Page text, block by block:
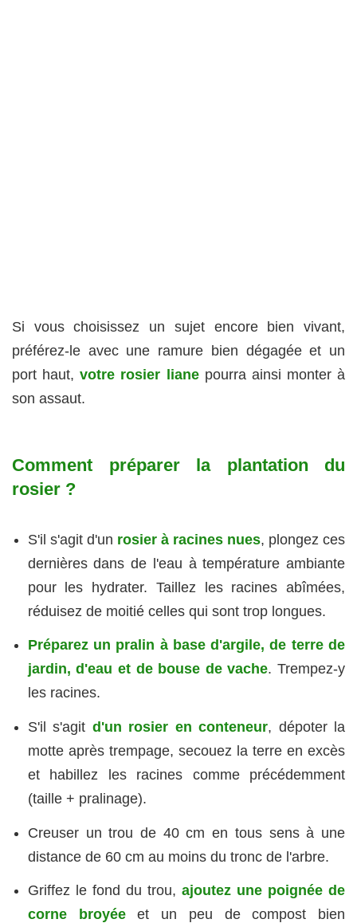
Si vous choisissez un sujet encore bien vivant,
préférez-le avec une ramure bien dégagée et un
port haut,votre rosier lianepourra ainsi monter à
son assaut.
Comment préparer la plantation du
rosier ?
S'il s'agit d'un rosier à racines nues, plongez ces
dernières dans de l'eau à température ambiante
pour les hydrater. Taillez les racines abîmées,
réduisez de moitié celles qui sont trop longues.
Préparez un pralin à base d'argile, de terre de
jardin, d'eau et de bouse de vache. Trempez-y
les racines.
S'il s'agit d'un rosier en conteneur, dépoter la
motte après trempage, secouez la terre en excès
et habillez les racines comme précédemment
(taille + pralinage).
Creuser un trou de 40 cm en tous sens à une
distance de 60 cm au moins du tronc de l'arbre.
Griffez le fond du trou, ajoutez une poignée de
corne broyéeet un peu de compost bien